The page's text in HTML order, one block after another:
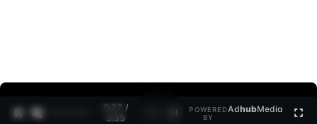
0:27 /
3:35
POWERED
BY
AdhubMedia